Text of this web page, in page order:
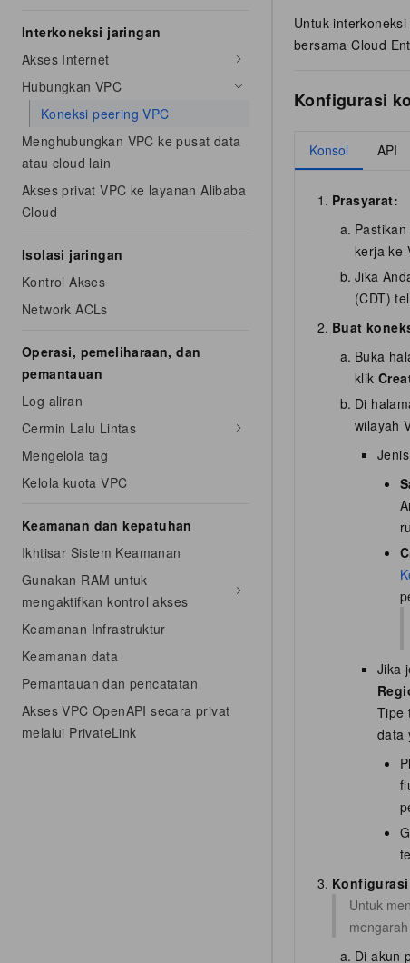
Interkoneksi jaringan
Akses Internet
Hubungkan VPC
Koneksi peering VPC
Menghubungkan VPC ke pusat data
atau cloud lain
Akses privat VPC ke layanan Alibaba
Cloud
Isolasi jaringan
Kontrol Akses
Network ACLs
Operasi, pemeliharaan, dan
pemantauan
Log aliran
Cermin Lalu Lintas
Mengelola tag
Kelola kuota VPC
Keamanan dan kepatuhan
Ikhtisar Sistem Keamanan
Gunakan RAM untuk
mengaktifkan kontrol akses
Keamanan Infrastruktur
Keamanan data
Pemantauan dan pencatatan
Akses VPC OpenAPI secara privat
melalui PrivateLink
Untuk
bersama Cloud
Konfigurasi
Konsol API
Prasyarat:
kerja ke
Jika
(CDT)
Buat
Buka
klik
Di
wilayah
Jika
Tipe
data
Untuk
Di akun